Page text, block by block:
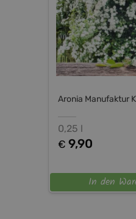
Aronia Manufaktur
0,25 l
€ 9,90
In den